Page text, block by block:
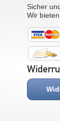
Sicher
Wir